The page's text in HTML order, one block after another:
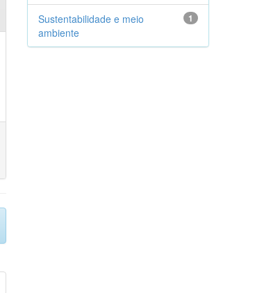
1
Sustentabilidade e meio
ambiente